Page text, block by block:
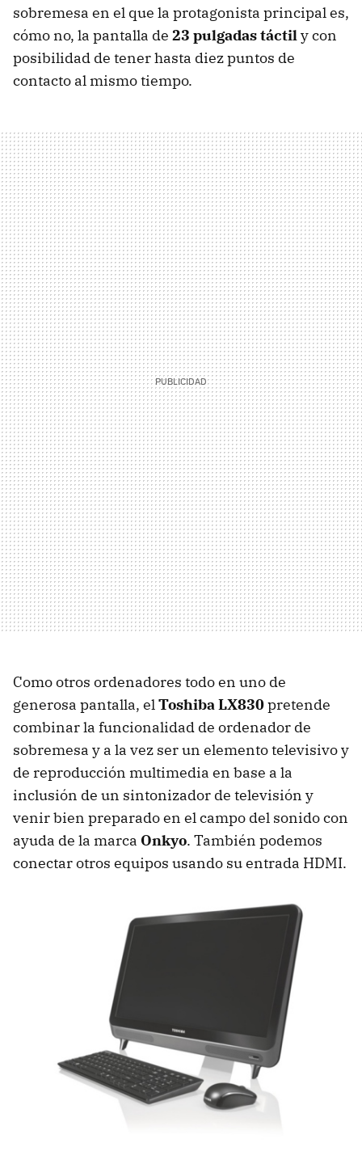
sobremesa en el que la protagonista principal es,
cómo no, la pantalla de 23 pulgadas táctily con
posibilidad de tener hasta diez puntos de
contacto al mismo tiempo.
Como otros ordenadores todo en uno de
generosa pantalla, elToshiba LX830pretende
combinar la funcionalidad de ordenador de
sobremesa y a la vez ser un elemento televisivo y
de reproducción multimedia en base a la
inclusión de un sintonizador de televisión y
venir bien preparado en el campo del sonido con
ayuda de la marca Onkyo. También podemos
conectar otros equipos usando su entrada HDMI.